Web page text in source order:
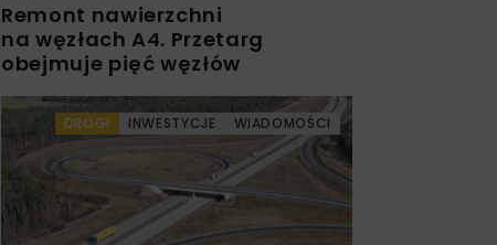
Remont nawierzchni
na węzłach A4. Przetarg
obejmuje pięć węzłów
DROGI INWESTYCJE WIADOMOŚCI